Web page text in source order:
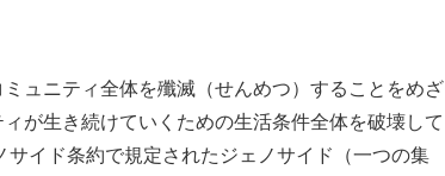
ュニティ全体を殲滅（せんめつ）することをめざ
が生き続けていくための生活条件全体を破壊して
イド条約で規定されたジェノサイド（一つの集